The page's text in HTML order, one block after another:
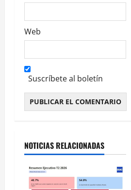
Web
Suscríbete al boletín
NOTICIAS RELACIONADAS